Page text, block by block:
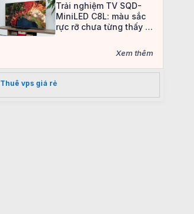
Trải nghiệm TV SQD-
MiniLED C8L: màu sắc
rực rỡ chưa từng thấy ở
Xem thêm
Thuê vps giá rẻ